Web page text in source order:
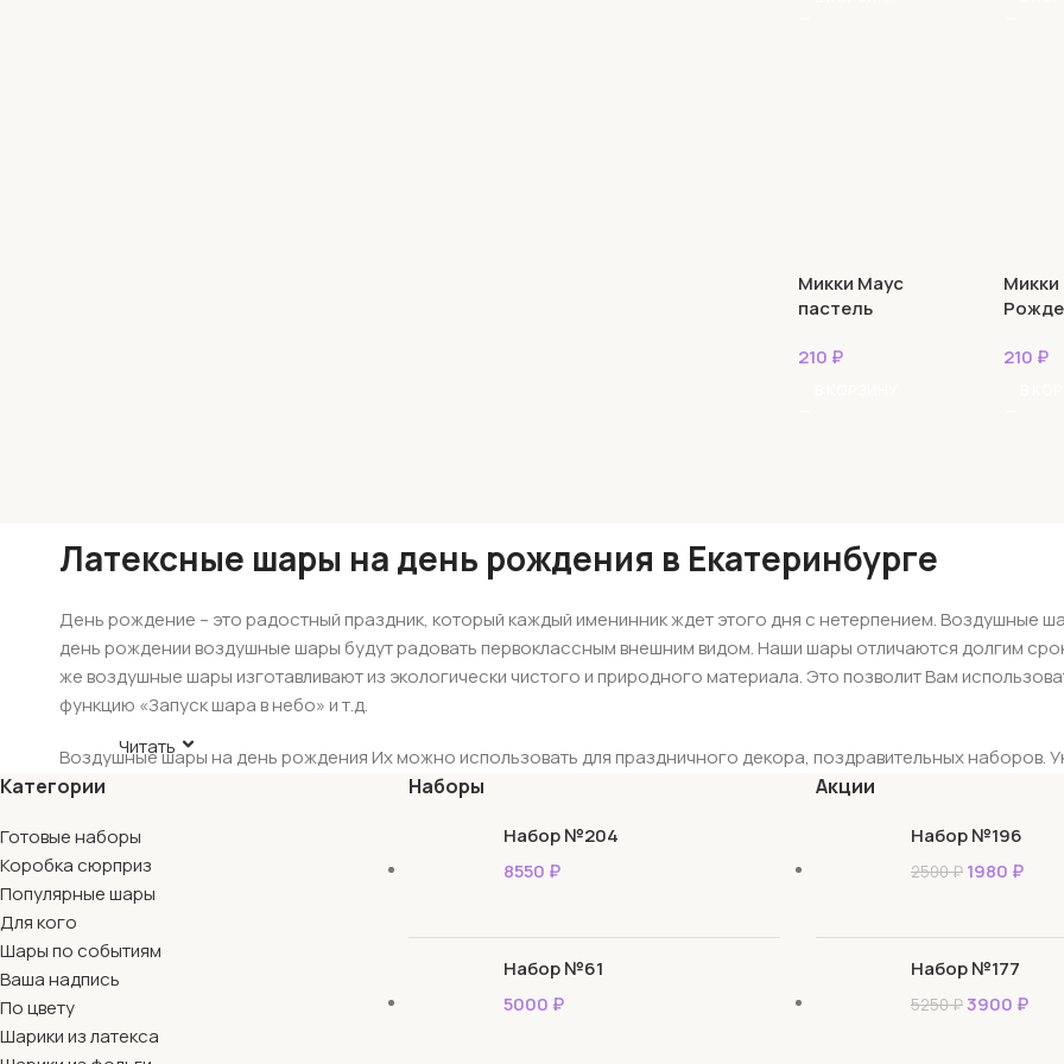
Микки Маус
пастель
210 ₽
210 ₽
Латексные шары на день рождения в Екатеринбурге
День рождение – это радостный праздник, который каждый именинник ждет этого дня с нетерпением. Воздушные
день рождении воздушные шары будут радовать первоклассным внешним видом. Наши шары отличаются долгим
же воздушные шары изготавливают из экологически чистого и природного материала. Это позволит Вам
функцию «Запуск шара в небо» и т.д.
Воздушные шары на день рождения Их можно использовать для праздничного декора, поздравительных наборов.
продумать все детали. У наших аэродизайнеров есть множество привлекательных, стильных и оригинальных идей.
Ассортимент воздушных шаров
На сайте компании специалистами разработан специальный раздел шаров, которые предназначены для дня
яркие модели воздушных шариков. Вы сможете найти воздушные шары в ассортименте:
131. Латексные воздушные шары на день рождения. Самая большая категория моделей. В каталоге представлены
необходимый цветной экземпляр.
— Яркие и насыщенные цвета;
Читать
Категории
Готовые наборы
Коробка сюрприз
Популярные шары
Для кого
Шары по событиям
Ваша надпись
По цвету
Шарики из латекса
Наборы
Набор №204
8550 ₽
Набор №61
5000 ₽
Акции
Набор №196
2500₽ 1980 ₽
Набор №177
5250₽ 3900 ₽